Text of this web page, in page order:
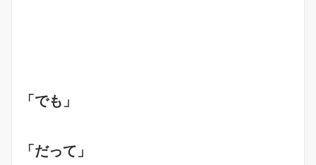
「でも」
「だって」